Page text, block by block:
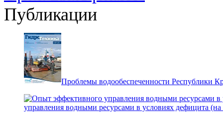
Публикации
Проблемы водообеспеченности Республики
управления водными ресурсами в условиях дефицита